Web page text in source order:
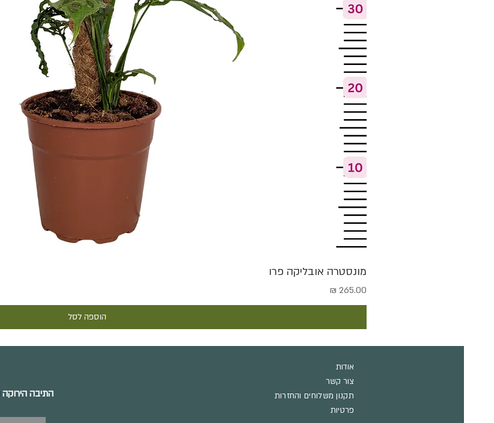
מונסטרה אובליקה פרו
מחיר
הוספה לסל
התיבה הירוקה
אודות
צור קשר
תקנון משלוחים והחזרות
פרטיות